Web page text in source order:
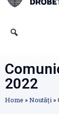
2022
Home »Noutăți »